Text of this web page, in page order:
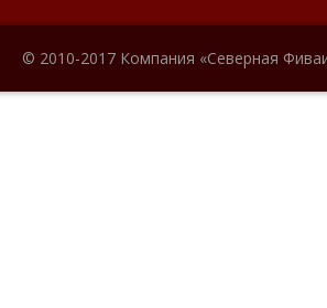
© 2010-2017 Компания «Северная